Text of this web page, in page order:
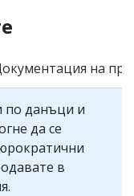
на
по данъци и
да се
в